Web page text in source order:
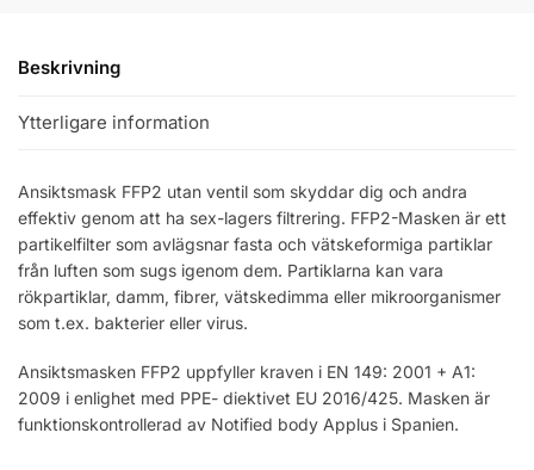
Beskrivning
Ytterligare information
Ansiktsmask FFP2 utan ventil som skyddar dig och andra
effektiv genom att ha sex-lagers filtrering. FFP2-Masken är ett
partikelfilter som avlägsnar fasta och vätskeformiga partiklar
från luften som sugs igenom dem. Partiklarna kan vara
rökpartiklar, damm, fibrer, vätskedimma eller mikroorganismer
som t.ex. bakterier eller virus.
Ansiktsmasken FFP2 uppfyller kraven i EN 149: 2001 + A1:
2009 i enlighet med PPE- diektivet EU 2016/425. Masken är
funktionskontrollerad av Notified body Applus i Spanien.